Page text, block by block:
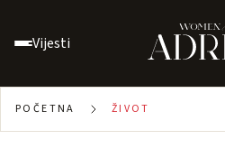
Vijesti
POČETNA ŽIVOT